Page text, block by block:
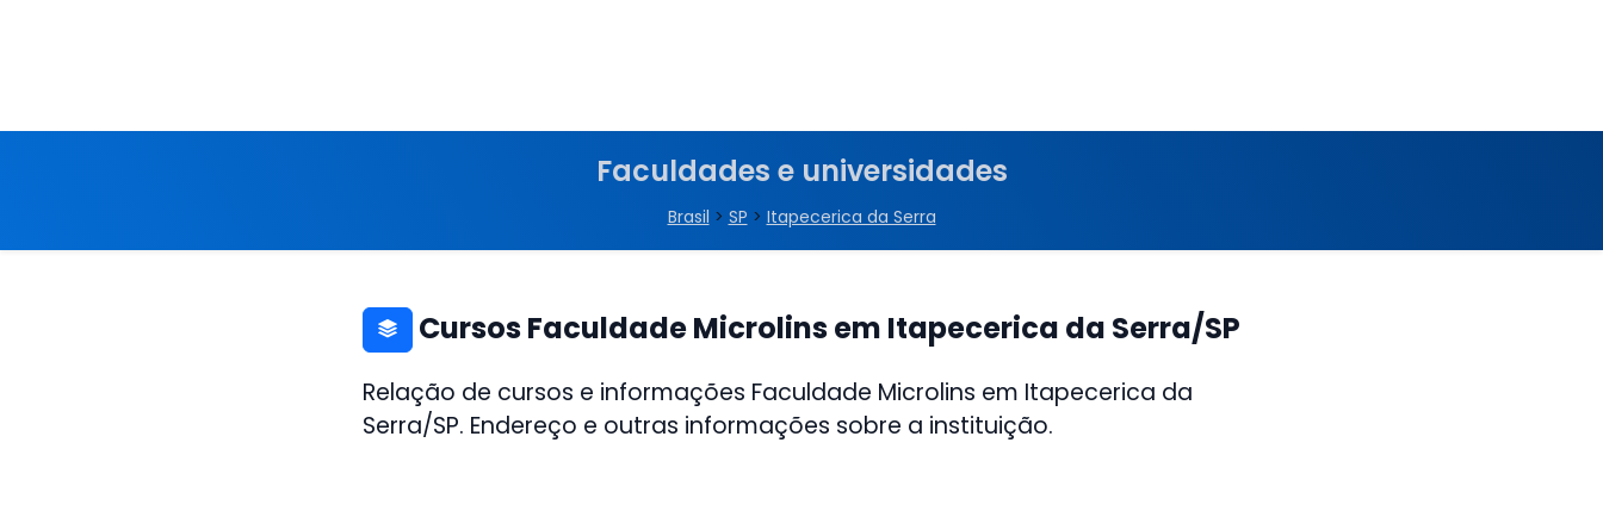
Faculdades e universidades
Brasil > SP > Itapecerica da Serra
Cursos Faculdade Microlins em Itapecerica da Serra/SP
Relação de cursos e informações Faculdade Microlins em Itapecerica da
Serra/SP. Endereço e outras informações sobre a instituição.